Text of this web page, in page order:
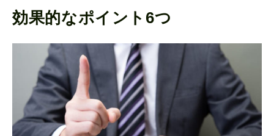
効果的なポイント6つ